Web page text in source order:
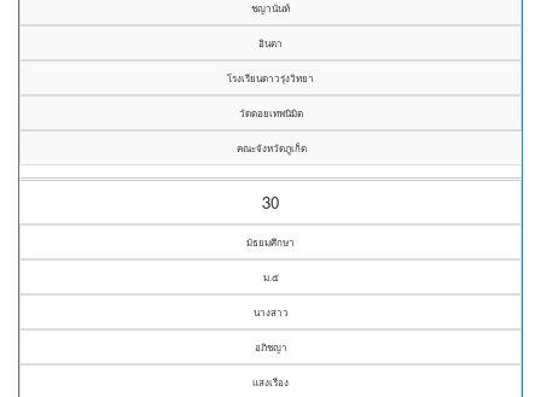
ชญานันท์
อินตา
โรงเรียนดาวรุ่งวิทยา
วัดดอยเทพนิมิต
คณะจังหวัดภูเก็ต
30
มัธยมศึกษา
ม.๕
นางสาว
อภิชญา
แสงเรือง